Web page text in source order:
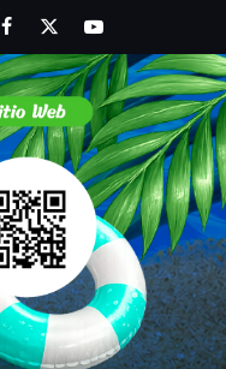
FacebookTwitterYoutube